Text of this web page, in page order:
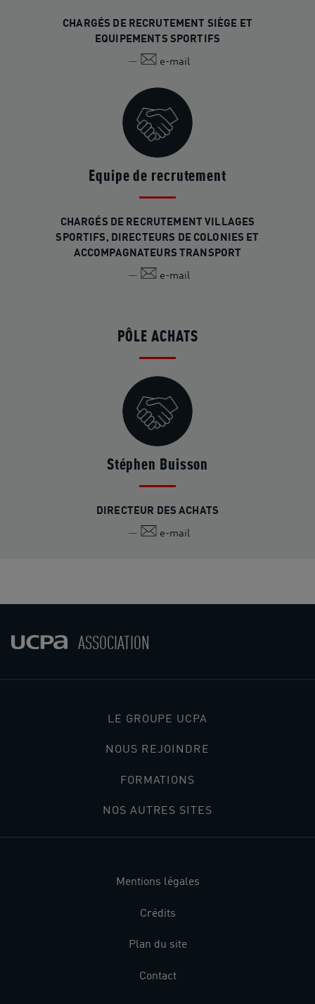
CHARGÉS DE RECRUTEMENT SIÈGE ET
EQUIPEMENTS SPORTIFS
e-mail
Equipe de recrutement
CHARGÉS DE RECRUTEMENT VILLAGES
SPORTIFS, DIRECTEURS DE COLONIES ET
ACCOMPAGNATEURS TRANSPORT
e-mail
PÔLE ACHATS
Stéphen Buisson
DIRECTEUR DES ACHATS
e-mail
ASSOCIATION
LE GROUPE UCPA
NOUS REJOINDRE
FORMATIONS
NOS AUTRES SITES
Mentions légales
Crédits
Plan du site
Contact